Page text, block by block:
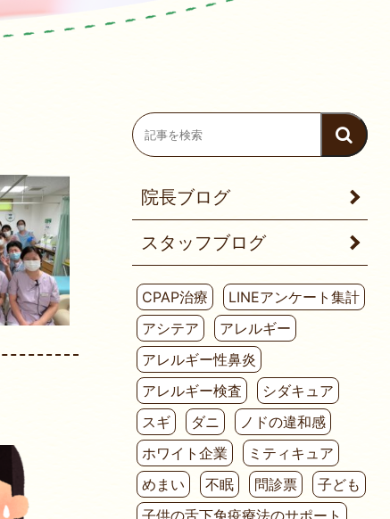
院長ブログ
スタッフブログ
CPAP治療
LINEアンケート集計
アシテア
アレルギー
アレルギー性鼻炎
アレルギー検査
シダキュア
スギ
ダニ
ノドの違和感
ホワイト企業
ミティキュア
めまい
不眠 問診票
子ども